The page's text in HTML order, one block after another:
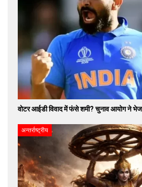
वोटर आईडी विवाद में फंसे शमी? चुनाव आयोग ने
अन्तर्राष्ट्रीय